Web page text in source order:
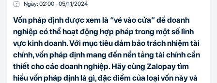
Ngày: 02:00-05/11/2024
Vốn pháp định được xem là “vé vào cửa” để doanh
nghiệp có thể hoạt động hợp pháp trong một số lĩnh
vực kinh doanh. Với mục tiêu đảm bảo trách nhiệm tài
chính, vốn pháp định mang đến nền tảng tài chính cần
thiết cho các doanh nghiệp. Hãy cùng Zalopay tìm
hiểu vốn pháp định là gì, đặc điểm của loại vốn này và